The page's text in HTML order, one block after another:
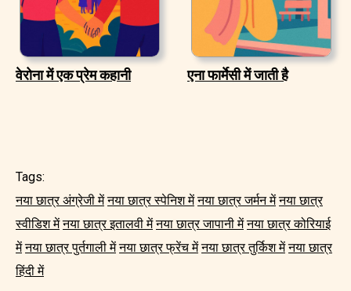
वेरोना में एक प्रेम कहानी एना फार्मेसी में जाती है
Tags:
नया छात्र अंग्रेजी में नया छात्र स्पेनिश में नया छात्र जर्मन में नया छात्र
स्वीडिश में नया छात्र इतालवी में नया छात्र जापानी में नया छात्र कोरियाई
में नया छात्र पुर्तगाली में नया छात्र फ्रेंच में नया छात्र तुर्किश में नया छात्र
हिंदी में